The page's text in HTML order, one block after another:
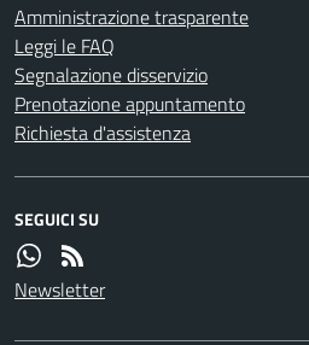
Amministrazione trasparente
Leggi le FAQ
Segnalazione disservizio
Prenotazione appuntamento
Richiesta d'assistenza
SEGUICI SU
Newsletter